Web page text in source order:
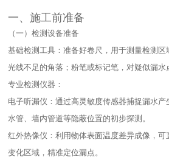
一、施工前准备​
（一）检测设备准备​
基础检测工具：准备好卷尺，用于测量检测
光线不足的角落；粉笔或标记笔，对疑似漏水
专业检测仪器：​
电子听漏仪：通过高灵敏度传感器捕捉漏水产
水管、墙内管道等隐蔽位置的初步探测。​
红外热像仪：利用物体表面温度差异成像，
变化区域，精准定位漏点。​